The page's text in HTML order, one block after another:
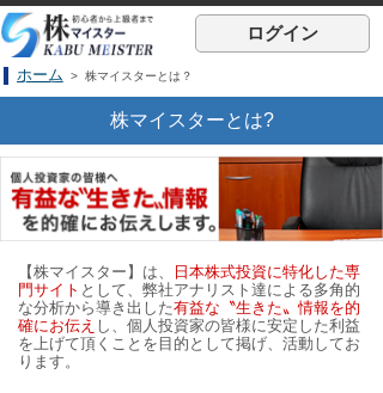
ログイン
ホーム > 株マイスターとは？
株マイスターとは?
【株マイスター】は、
日本株式投資に特化した専
門サイト として、弊社アナリスト達による多角的
な分析から導き出した有益な〝生きた〟情報を的
確にお伝え し、個人投資家の皆様に安定した利益
を上げて頂くことを目的として掲げ、活動してお
ります。